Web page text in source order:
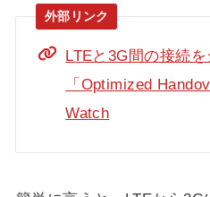
LTEと3G間の接続を
「Optimized
Watch